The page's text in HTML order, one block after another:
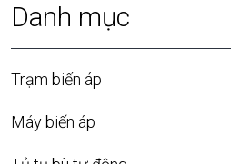
Danh mục
Trạm biến áp
Máy biến áp